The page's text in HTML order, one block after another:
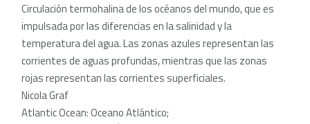
Circulación termohalina de los océanos del mundo, que es
impulsada por las diferencias en la salinidad y la
temperatura del agua. Las zonas azules representan las
corrientes de aguas profundas, mientras que las zonas
rojas representan las corrientes superficiales.
Nicola Graf
Atlantic Ocean: Oceano Atlántico;